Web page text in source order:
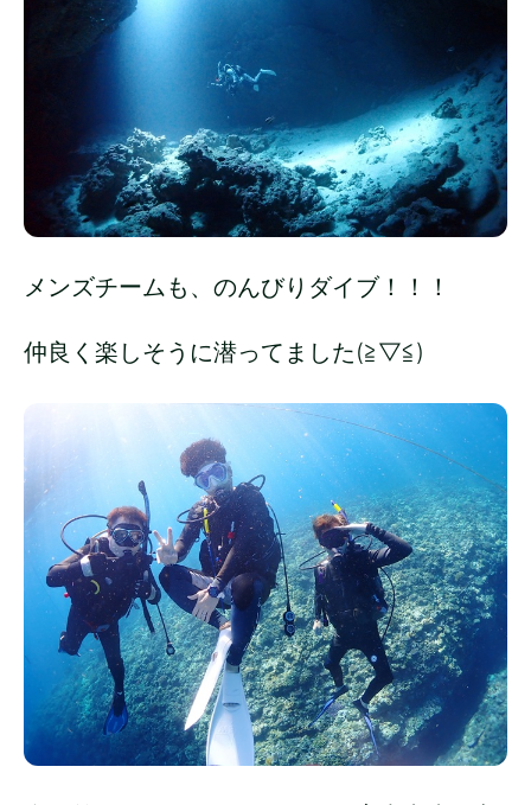
メンズチームも、のんびりダイブ！！！
仲良く楽しそうに潜ってました(≧▽≦)